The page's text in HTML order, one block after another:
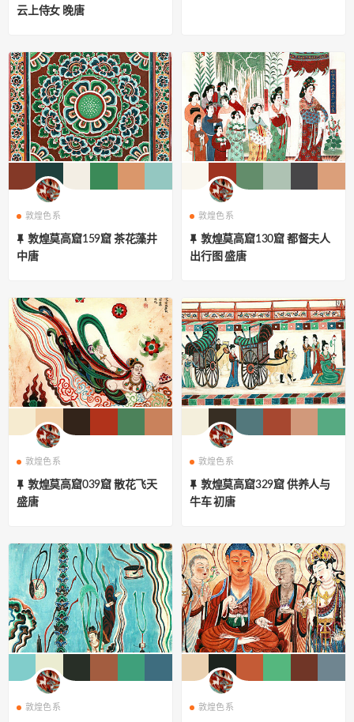
云上侍女 晚唐
敦煌色系
敦煌莫高窟159窟 茶花藻井
中唐
敦煌色系
敦煌莫高窟130窟 都督夫人
出行图 盛唐
敦煌色系
敦煌莫高窟039窟 散花飞天
盛唐
敦煌色系
敦煌莫高窟329窟 供养人与
牛车 初唐
敦煌色系 敦煌色系